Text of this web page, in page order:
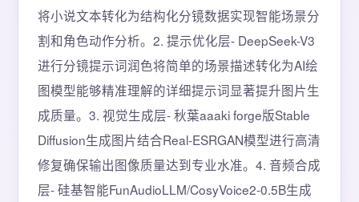
将小说文本转化为结构化分镜数据实现智能场景分
割和角色动作分析。2. 提示优化层- DeepSeek-V3
进行分镜提示词润色将简单的场景描述转化为AI绘
图模型能够精准理解的详细提示词显著提升图片生
成质量。3. 视觉生成层- 秋葉aaaki forge版Stable
Diffusion生成图片结合Real-ESRGAN模型进行高清
修复确保输出图像质量达到专业水准。4. 音频合成
层- 硅基智能FunAudioLLM/CosyVoice2-0.5B生成